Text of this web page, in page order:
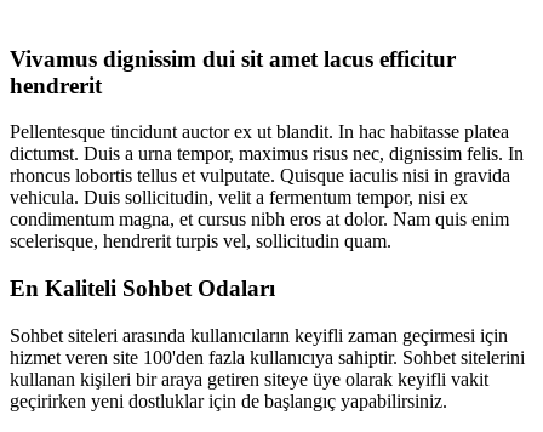
Vivamus dignissim dui sit amet lacus efficitur
hendrerit
Pellentesque tincidunt auctor ex ut blandit. In hac habitasse platea
dictumst. Duis a urna tempor, maximus risus nec, dignissim felis. In
rhoncus lobortis tellus et vulputate. Quisque iaculis nisi in gravida
vehicula. Duis sollicitudin, velit a fermentum tempor, nisi ex
condimentum magna, et cursus nibh eros at dolor. Nam quis enim
scelerisque, hendrerit turpis vel, sollicitudin quam.
En Kaliteli Sohbet Odaları
Sohbet siteleri arasında kullanıcıların keyifli zaman geçirmesi için
hizmet veren site 100'den fazla kullanıcıya sahiptir. Sohbet sitelerini
kullanan kişileri bir araya getiren siteye üye olarak keyifli vakit
geçirirken yeni dostluklar için de başlangıç yapabilirsiniz.